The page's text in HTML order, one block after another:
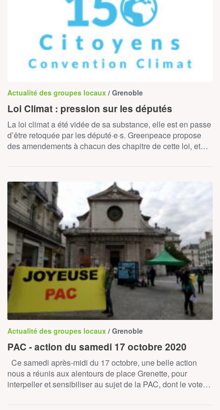
Actualité des groupes locaux / Grenoble
Loi Climat : pression sur les députés
La loi climat a été vidée de sa substance, elle est en passe
d’être retoquée par les député·e·s. Greenpeace propose
des amendements à chacun des chapitre de cette loi, et…
Actualité des groupes locaux / Grenoble
PAC - action du samedi 17 octobre 2020
Ce samedi après-midi du 17 octobre, une belle action
nous a réunis aux alentours de place Grenette, pour
interpeller et sensibiliser au sujet de la PAC, dont le vote…